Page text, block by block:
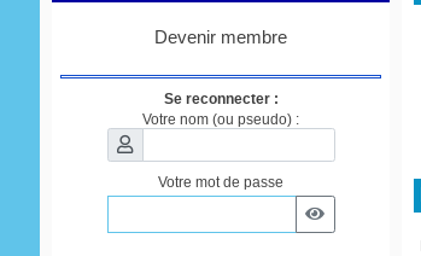
Devenir membre
Se reconnecter :
Votre nom (ou pseudo) :
Votre mot de passe